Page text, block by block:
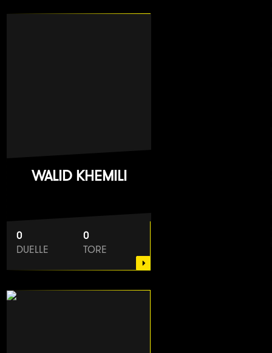
WALID KHEMILI
0
DUELLE
0
TORE